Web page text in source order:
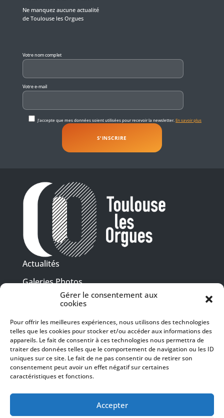
Gérer le consentement aux
cookies
Pour offrir les meilleures expériences, nous utilisons des technologies
telles que les cookies pour stocker et/ou accéder aux informations des
appareils. Le fait de consentir à ces technologies nous permettra de
traiter des données telles que le comportement de navigation ou les ID
uniques sur ce site. Le fait de ne pas consentir ou de retirer son
consentement peut avoir un effet négatif sur certaines
caractéristiques et fonctions.
Accepter
Ne manquez aucune actualité
de Toulouse les Orgues
Votre nom complet
Votre e-mail
J'accepte que mes données soient utilisées pour recevoir la newsletter.En savoir plus
Actualités
Galeries Photos
Vidéothèque
Presse
Billetterie
Recrutement
Mentions légales
Politique de confidentialité
SUIVEZ-NOUS